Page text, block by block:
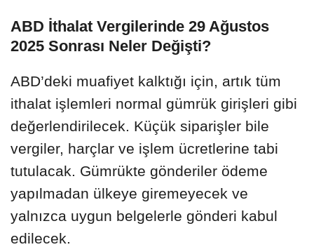
ABD İthalat Vergilerinde 29 Ağustos
2025 Sonrası Neler Değişti?
ABD’deki muafiyet kalktığı için, artık tüm
ithalat işlemleri normal gümrük girişleri gibi
değerlendirilecek. Küçük siparişler bile
vergiler, harçlar ve işlem ücretlerine tabi
tutulacak. Gümrükte gönderiler ödeme
yapılmadan ülkeye giremeyecek ve
yalnızca uygun belgelerle gönderi kabul
edilecek.